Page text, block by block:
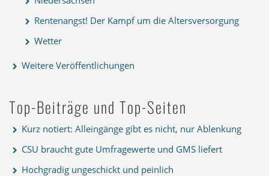
Rentenangst! Der Kampf um die Altersversorgung
Wetter
Weitere Veröffentlichungen
Top-Beiträge und Top-Seiten
Kurz notiert: Alleingänge gibt es nicht, nur Ablenkung
CSU braucht gute Umfragewerte und GMS liefert
Hochgradig ungeschickt und peinlich